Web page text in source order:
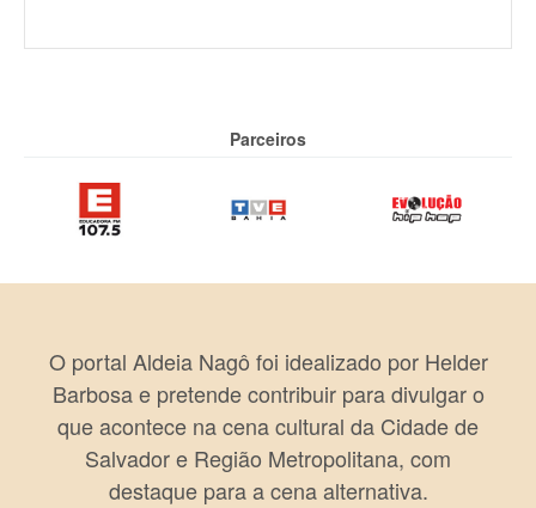
Parceiros
O portal Aldeia Nagô foi idealizado por Helder
Barbosa e pretende contribuir para divulgar o
que acontece na cena cultural da Cidade de
Salvador e Região Metropolitana, com
destaque para a cena alternativa.